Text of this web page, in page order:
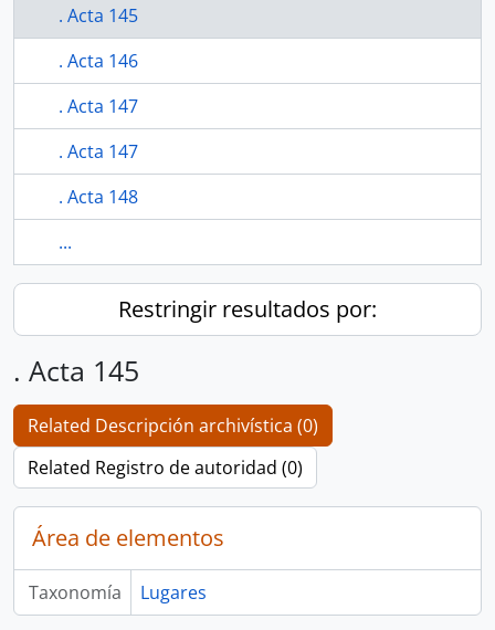
. Acta 145
. Acta 146
. Acta 147
. Acta 147
. Acta 148
...
Restringir resultados por:
. Acta 145
Related Descripción archivística (0)
Related Registro de autoridad (0)
Área de elementos
Taxonomía Lugares